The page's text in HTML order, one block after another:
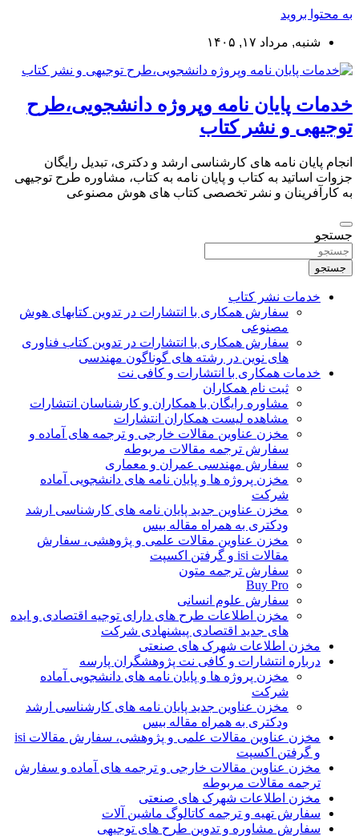
به محتوا بروید
شنبه, مرداد ۱۷, ۱۴۰۵
خدمات پایان نامه وپروژه دانشجویی،طرح
توجیهی و نشر کتاب
انجام پایان نامه های کارشناسی ارشد و دکتری، تبدیل رایگان
جزوات اساتید به کتاب و پایان نامه به کتاب، مشاوره طرح توجیهی
به کارآفرینان و نشر تخصصی کتاب های هوش مصنوعی
جستجو
جستجو
خدمات نشر کتاب
سفارش همکاری با انتشارات در تدوین کتابهای هوش
مصنوعی
سفارش همکاری با انتشارات در تدوین کتاب فناوری
های نوین در رشته های گوناگون مهندسی
خدمات همکاری با انتشارات و کافی نت
ثبت نام همکاران
مشاوره رایگان با همکاران و کارشناسان انتشارات
مشاهده لیست همکاران انتشارات
مخزن عناوین مقالات خارجی و ترجمه های آماده و
سفارش ترجمه مقالات مربوطه
سفارش مهندسی عمران و معماری
مخزن پروژه ها و پایان نامه های دانشجویی آماده
شرکت
مخزن عناوین جدید پایان نامه های کارشناسی ارشد
ودکتری به همراه مقاله بیس
مخزن عناوین مقالات علمی و پژوهشی، سفارش
مقالات isi و گرفتن اکسپت
سفارش ترجمه متون
Buy Pro
سفارش علوم انسانی
مخزن اطلاعات طرح های دارای توجیه اقتصادی و ایده
های جدید اقتصادی پیشنهادی شرکت
مخزن اطلاعات شهرک های صنعتی
درباره انتشارات و کافی نت پژوهشگران پارسه
مخزن پروژه ها و پایان نامه های دانشجویی آماده
شرکت
مخزن عناوین جدید پایان نامه های کارشناسی ارشد
ودکتری به همراه مقاله بیس
مخزن عناوین مقالات علمی و پژوهشی، سفارش مقالات isi
و گرفتن اکسپت
مخزن عناوین مقالات خارجی و ترجمه های آماده و سفارش
ترجمه مقالات مربوطه
مخزن اطلاعات شهرک های صنعتی
سفارش تهیه و ترجمه کاتالوگ ماشین آلات
سفارش مشاوره و تدوین طرح های توجیهی